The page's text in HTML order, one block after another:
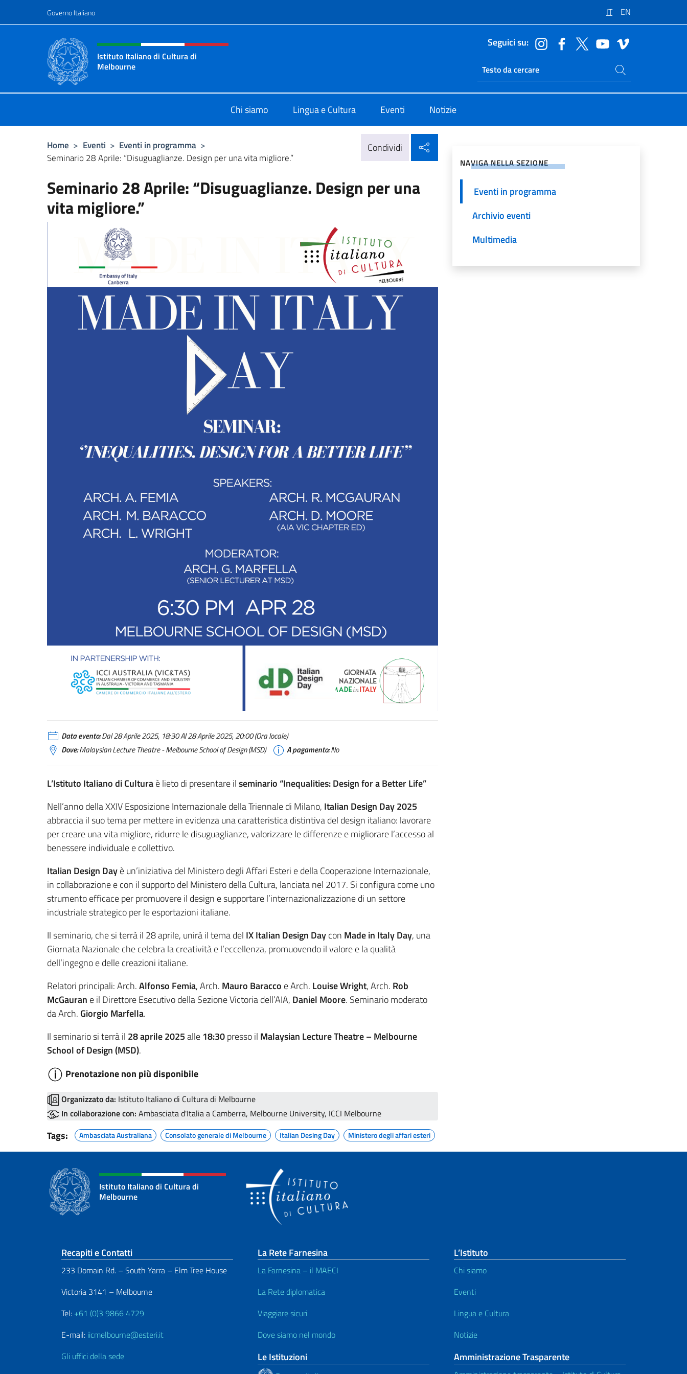
Governo Italiano IT EN
Intestazione sito, social e menù
Istituto Italiano di Cultura di
Melbourne
Seguici su:
Ricerca sito live
Cerca nel sito
Chi siamo Lingua e Cultura Eventi Notizie
Home > Eventi > Eventi in programma >
Seminario 28 Aprile: “Disuguaglianze. Design per una vita migliore.”
Condividi
Seminario 28 Aprile: “Disuguaglianze. Design per una
vita migliore.”
Data evento:Dal 28 Aprile 2025, 18:30 Al 28 Aprile 2025, 20:00 (Ora locale)
Dove:Malaysian Lecture Theatre - Melbourne School of Design (MSD) A pagamento:No
L’Istituto Italiano di Culturaè lieto di presentare ilseminario “Inequalities: Design for a Better Life”
Nell’anno della XXIV Esposizione Internazionale della Triennale di Milano, Italian Design Day 2025
abbraccia il suo tema per mettere in evidenza una caratteristica distintiva del design italiano: lavorare
per creare una vita migliore, ridurre le disuguaglianze, valorizzare le differenze e migliorare l’accesso al
benessere individuale e collettivo.
Italian Design Dayè un’iniziativa del Ministero degli Affari Esteri e della Cooperazione Internazionale,
in collaborazione e con il supporto del Ministero della Cultura, lanciata nel 2017. Si configura come uno
strumento efficace per promuovere il design e supportare l’internazionalizzazione di un settore
industriale strategico per le esportazioni italiane.
Il seminario, che si terrà il 28 aprile, unirà il tema del IX Italian Design Daycon Made in Italy Day, una
Giornata Nazionale che celebra la creatività e l’eccellenza, promuovendo il valore e la qualità
dell’ingegno e delle creazioni italiane.
Relatori principali: Arch.Alfonso Femia, Arch. Mauro Baracco e Arch. Louise Wright, Arch. Rob
McGauran e il Direttore Esecutivo della Sezione Victoria dell’AIA, Daniel Moore. Seminario moderato
da Arch. Giorgio Marfella.
Il seminario si terrà il 28 aprile 2025alle18:30presso il Malaysian Lecture Theatre – Melbourne
School of Design (MSD).
Prenotazione non più disponibile
Organizzato da: Istituto Italiano di Cultura di Melbourne
In collaborazione con: Ambasciata d'Italia a Camberra, Melbourne University, ICCI Melbourne
Tags: Ambasciata Australiana Consolato generale di Melbourne Italian Desing Day Ministero degli affari esteri
NAVIGA NELLA SEZIONE
Eventi in programma
Archivio eventi
Multimedia
Istituto Italiano di Cultura di
Melbourne
Sezione footer
Recapiti e Contatti
233 Domain Rd. – South Yarra – Elm Tree House
Victoria 3141 – Melbourne
Tel: +61 (0)3 9866 4729
E-mail: iicmelbourne@esteri.it
Gli uffici della sede
La Rete Farnesina
La Farnesina – il MAECI
La Rete diplomatica
Viaggiare sicuri
Dove siamo nel mondo
Le Istituzioni
L’Istituto
Chi siamo
Eventi
Lingua e Cultura
Notizie
Amministrazione Trasparente